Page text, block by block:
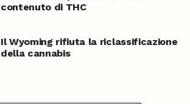
contenuto di THC
Il Wyoming rifiuta la riclassificazione
della cannabis